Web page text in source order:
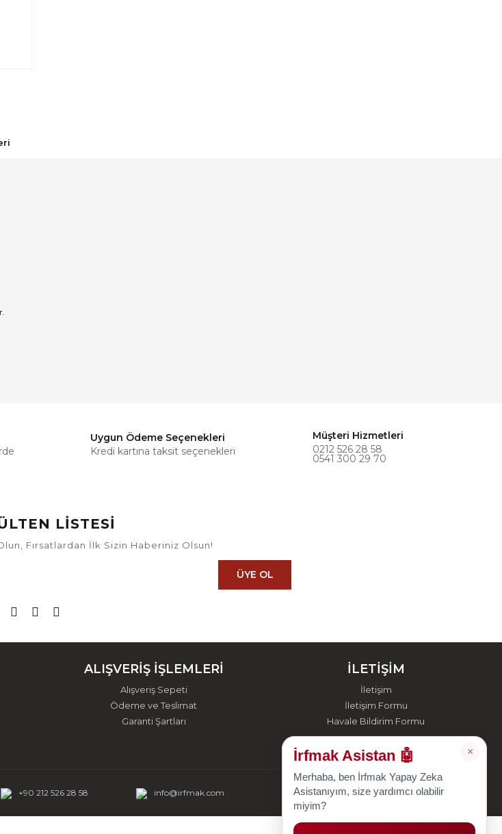
ilk yorumu siz yapın!Uygun Ödeme Seçenekleri
Kredi kartına taksit seçenekleri
Müşteri Hizmetleri
0212 526 28 58
0541 300 29 70
LİSTESİ
Fırsatlardan İlk Sizin Haberiniz Olsun!
ÜYE OL
ALIŞVERİŞ İŞLEMLERİ
Alışveriş Sepeti
Ödeme ve Teslimat
Garanti Şartları
İLETİŞİM
İletişim
İletişim Formu
Havale Bildirim Formu
+90 212 526 28 58 info@irfmak.com
×
İrfmak Asistan 🤖
Merhaba, ben İrfmak Yapay Zeka
Asistanıyım, size yardımcı olabilir
miyim?